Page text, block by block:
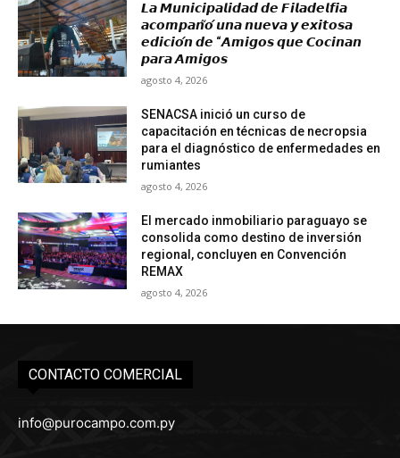
𝙇𝙖 𝙈𝙪𝙣𝙞𝙘𝙞𝙥𝙖𝙡𝙞𝙙𝙖𝙙 𝙙𝙚 𝙁𝙞𝙡𝙖𝙙𝙚𝙡𝙛𝙞𝙖
𝙖𝙘𝙤𝙢𝙥𝙖𝙣̃𝙤́ 𝙪𝙣𝙖 𝙣𝙪𝙚𝙫𝙖 𝙮 𝙚𝙭𝙞𝙩𝙤𝙨𝙖
𝙚𝙙𝙞𝙘𝙞𝙤́𝙣 𝙙𝙚 “𝘼𝙢𝙞𝙜𝙤𝙨 𝙦𝙪𝙚 𝘾𝙤𝙘𝙞𝙣𝙖𝙣
𝙥𝙖𝙧𝙖 𝘼𝙢𝙞𝙜𝙤𝙨
agosto 4, 2026
SENACSA inició un curso de
capacitación en técnicas de necropsia
para el diagnóstico de enfermedades en
rumiantes
agosto 4, 2026
El mercado inmobiliario paraguayo se
consolida como destino de inversión
regional, concluyen en Convención
REMAX
agosto 4, 2026
CONTACTO COMERCIAL
info@purocampo.com.py